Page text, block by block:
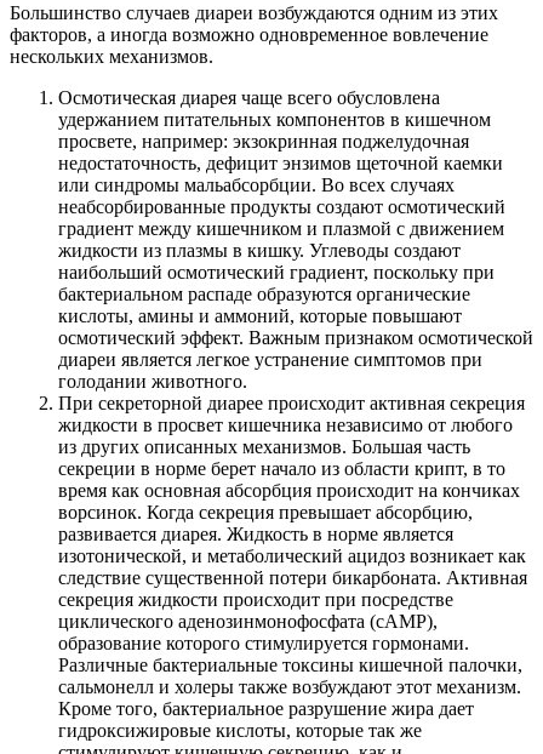
Большинство случаев диареи возбуждаются одним из этих
факторов, а иногда возможно одновременное вовлечение
нескольких механизмов.
Осмотическая диарея чаще всего обусловлена
удержанием питательных компонентов в кишечном
просвете, например: экзокринная поджелудочная
недостаточность, дефицит энзимов щеточной каемки
или синдромы мальабсорбции. Во всех случаях
неабсорбированные продукты создают осмотический
градиент между кишечником и плазмой с движением
жидкости из плазмы в кишку. Углеводы создают
наибольший осмотический градиент, поскольку при
бактериальном распаде образуются органические
кислоты, амины и аммоний, которые повышают
осмотический эффект. Важным признаком осмотической
диареи является легкое устранение симптомов при
голодании животного.
При секреторной диарее происходит активная секреция
жидкости в просвет кишечника независимо от любого
из других описанных механизмов. Большая часть
секреции в норме берет начало из области крипт, в то
время как основная абсорбция происходит на кончиках
ворсинок. Когда секреция превышает абсорбцию,
развивается диарея. Жидкость в норме является
изотонической, и метаболический ацидоз возникает как
следствие существенной потери бикарбоната. Активная
секреция жидкости происходит при посредстве
циклического аденозинмонофосфата (сАМР),
образование которого стимулируется гормонами.
Различные бактериальные токсины кишечной палочки,
сальмонелл и холеры также возбуждают этот механизм.
Кроме того, бактериальное разрушение жира дает
гидроксижировые кислоты, которые так же